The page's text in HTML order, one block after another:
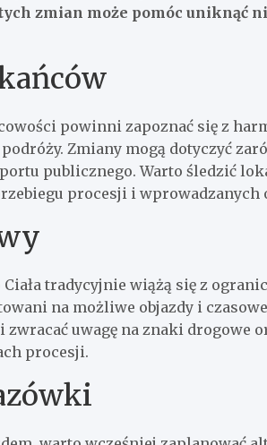
zmian może pomóc uniknąć
powinni zapoznać się z
Zmiany mogą dotyczyć
publicznego. Warto śledzić
procesji i wprowadzanych
tradycyjnie wiążą się z
na możliwe objazdy i
uwagę na znaki drogowe
procesji.